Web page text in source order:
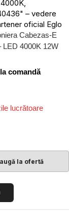
Cabezas-E
LED 4000K 12W
comandă
lucrătoare
la ofertă